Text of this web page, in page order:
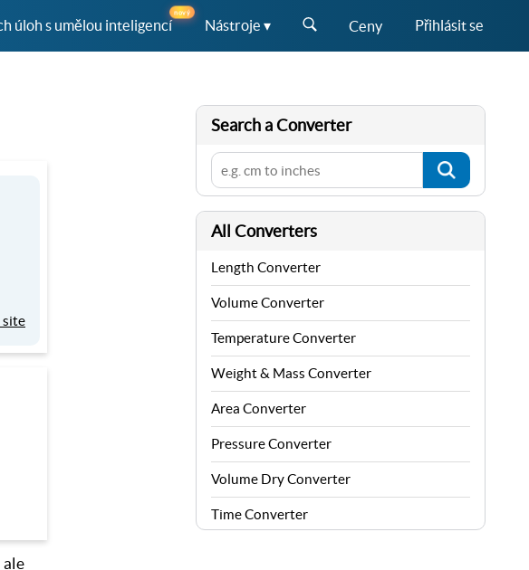
úloh s umělou inteligencí
nový
Nástroje ▾ Ceny Přihlásit se
site
Search a Converter
All Converters
Length Converter
Volume Converter
Temperature Converter
Weight & Mass Converter
Area Converter
Pressure Converter
Volume Dry Converter
Time Converter